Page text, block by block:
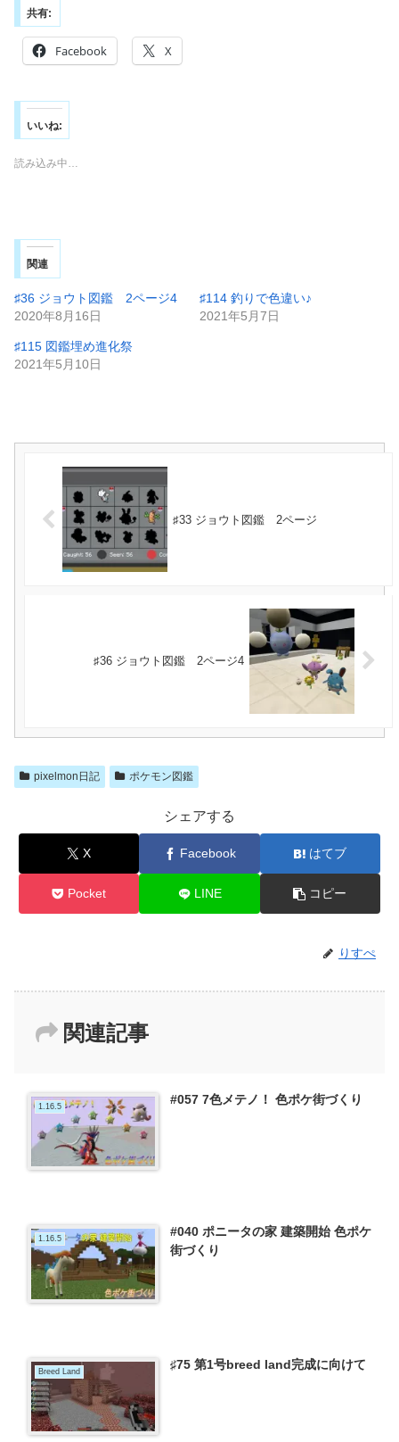
共有:
Facebook X
いいね:
読み込み中…
関連
♯36 ジョウト図鑑 2ページ4
2020年8月16日
♯114 釣りで色違い♪
2021年5月7日
♯115 図鑑埋め進化祭
2021年5月10日
♯33 ジョウト図鑑 2ページ
♯36 ジョウト図鑑 2ページ4
pixelmon日記 ポケモン図鑑
シェアする
X Facebook はてブ
Pocket LINE コピー
りすぺ
関連記事
1.16.5 #057 7色メテノ！ 色ポケ街づくり
1.16.5
#040 ポニータの家 建築開始 色ポケ
街づくり
Breed Land ♯75 第1号breed land完成に向けて